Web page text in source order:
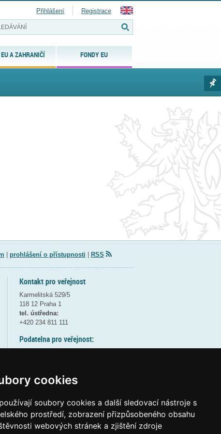
cookies
soubory cookies a další sledovací nástroje s
prostředí, zobrazení přizpůsobeného obsahu
webových stránek a zjištění zdroje
EU A ZAHRANIČÍ FONDY EU
Přihlášení Registrace
prohlášení o přístupnosti RSS
Kontakt pro veřejnost
Karmelitská 529/5
118 12 Praha 1
tel. ústředna:
+420 234 811 111
Podatelna pro veřejnost:
(více informací
Elektronická podatelna:
posta@msmtgov cz